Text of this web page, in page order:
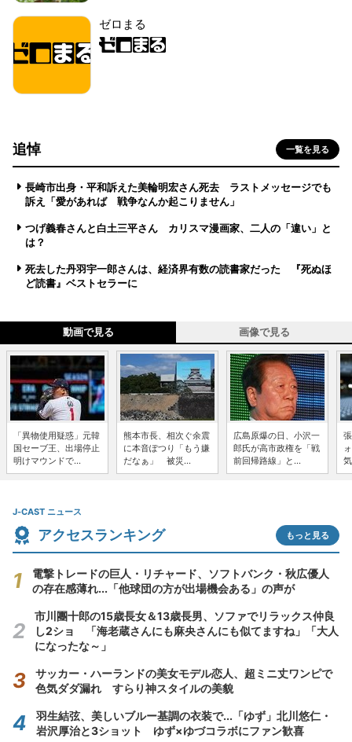
ゼロまる
追悼 一覧を見る
長崎市出身・平和訴えた美輪明宏さん死去 ラストメッセージでも
訴え「愛があれば 戦争なんか起こりません」
つげ義春さんと白土三平さん カリスマ漫画家、二人の「違い」と
は？
死去した丹羽宇一郎さんは、経済界有数の読書家だった 『死ぬほ
ど読書』ベストセラーに
動画で見る 画像で見る
「異物使用疑惑」元韓
国セーブ王、出場停止
明けマウンドで...
熊本市長、相次ぐ余震
に本音ぽつり「もう嫌
だなぁ」 被災...
広島原爆の日、小沢一
郎氏が高市政権を「戦
前回帰路線」と...
J-CAST ニュース
アクセスランキング もっと見る
電撃トレードの巨人・リチャード、ソフトバンク・秋広優人
の存在感薄れ...「他球団の方が出場機会ある」の声が
市川團十郎の15歳長女＆13歳長男、ソファでリラックス仲良
し2ショ 「海老蔵さんにも麻央さんにも似てますね」「大人
になったな～」
サッカー・ハーランドの美女モデル恋人、超ミニ丈ワンピで
色気ダダ漏れ すらり神スタイルの美貌
羽生結弦、美しいブルー基調の衣装で...「ゆず」北川悠仁・
岩沢厚治と3ショット ゆず×ゆづコラボにファン歓喜